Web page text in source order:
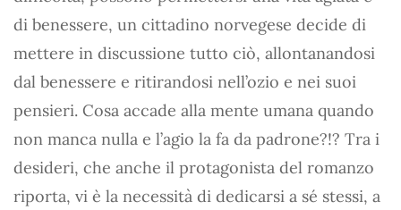
di benessere, un cittadino norvegese decide di
mettere in discussione tutto ciò, allontanandosi
dal benessere e ritirandosi nell’ozio e nei suoi
pensieri. Cosa accade alla mente umana quando
non manca nulla e l’agio la fa da padrone?!? Tra i
desideri, che anche il protagonista del romanzo
riporta, vi è la necessità di dedicarsi a sé stessi, a